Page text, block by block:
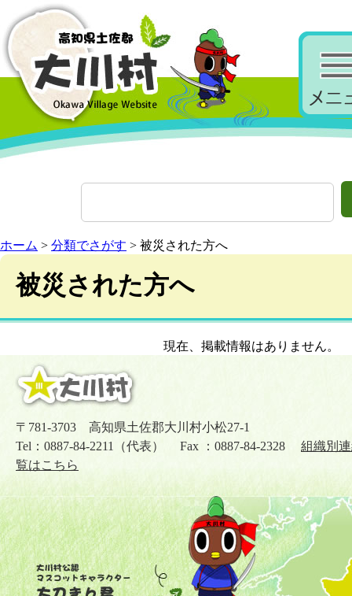
ホーム > 分類でさがす > 被災された方へ
被災された方へ
現在、掲載情報はありません。
〒781-3703 高知県土佐郡大川村小松27-1
Tel：0887-84-2211（代表） Fax ：0887-84-2328 組織別
覧はこちら